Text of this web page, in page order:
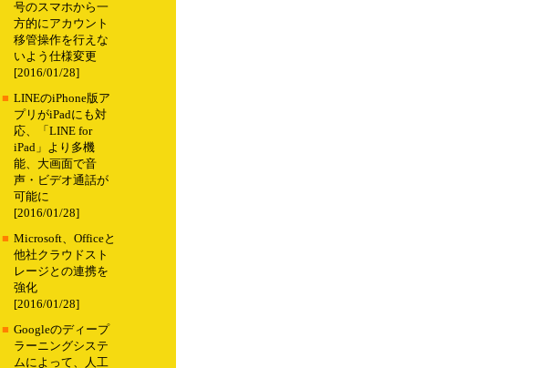
号のスマホから一
方的にアカウント
移管操作を行えな
いよう仕様変更
[2016/01/28]
■ LINEのiPhone版ア
プリがiPadにも対
応、「LINE for
iPad」より多機
能、大画面で音
声・ビデオ通話が
可能に
[2016/01/28]
■ Microsoft、Officeと
他社クラウドスト
レージとの連携を
強化
[2016/01/28]
■ Googleのディープ
ラーニングシステ
ムによって、人工